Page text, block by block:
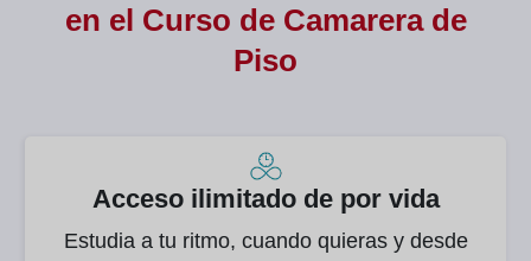
en el Curso de Camarera de
Piso
Acceso ilimitado de por vida
Estudia a tu ritmo, cuando quieras y desde